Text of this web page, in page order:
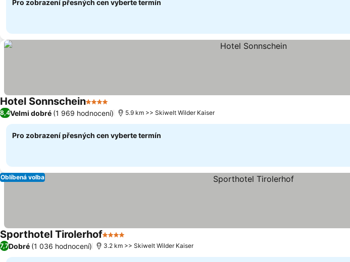
Pro zobrazení přesných cen vyberte termín
Hotel Sonnschein4 Počet hvězdiček
8,4Velmi dobré (1 969 hodnocení) 5.9 km >> Skiwelt Wilder Kaiser
Pro zobrazení přesných cen vyberte termín
Oblíbená volba
Sporthotel Tirolerhof4 Počet hvězdiček
7,7Dobré (1 036 hodnocení) 3.2 km >> Skiwelt Wilder Kaiser